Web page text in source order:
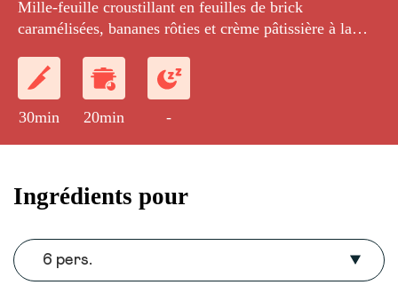
Mille-feuille croustillant en feuilles de brick
caramélisées, bananes rôties et crème pâtissière à la
30min 20min -
Ingrédients pour
6 pers.